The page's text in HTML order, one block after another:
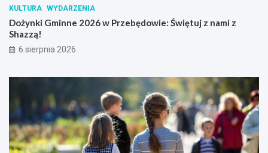
KULTURA WYDARZENIA
Dożynki Gminne 2026 w Przebędowie: Świętuj z nami z
Shazzą!
6 sierpnia 2026